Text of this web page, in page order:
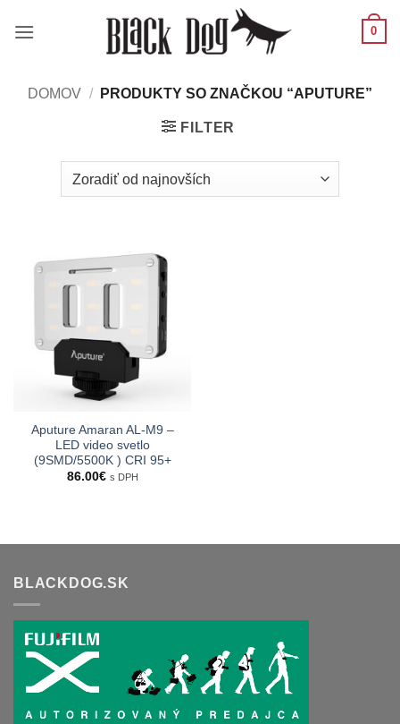
0
DOMOV / PRODUKTY SO ZNAČKOU “APUTURE”
FILTER
Aputure Amaran AL-M9 –
LED video svetlo
(9SMD/5500K ) CRI 95+
86.00€ s DPH
BLACKDOG.SK